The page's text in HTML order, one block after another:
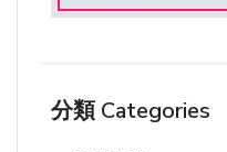
分類 Categories